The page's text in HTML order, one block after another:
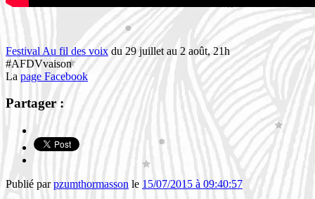
Festival Au fil des voix du 29 juillet au 2 août, 21h
#AFDVvaison
La page Facebook
Partager :
Publié parpzumthormasson le 15/07/2015 à 09:40:57